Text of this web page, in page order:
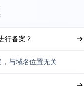
行备案？
与域名位置无关